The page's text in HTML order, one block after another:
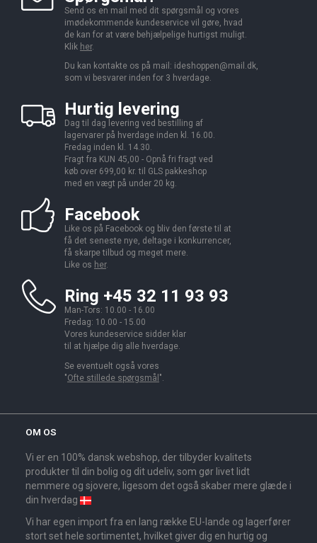
Send os en mail med dit spørgsmål og vores
imødekommende kundeservice vil gøre, hvad
de kan for at være behjælpelige hurtigst muligt.
Klik her.
Du kan kontakte os på mail: ideshoppen@mail.dk,
som vi besvarer inden for 3 hverdage.
Hurtig levering
Dag til dag levering ved bestilling af
lagervarer på hverdage inden kl. 16.00.
Fredag inden kl. 14.30.
Fragt fra KUN 45,00 - Opnå fri fragt ved
køb over 699,00 kr. til GLS pakkeshop
med en vægt på under 20 kg.
Facebook
Like os på Facebook og bliv den første til at
få det seneste nye, deltage i konkurrencer,
få skarpe tilbud og meget mere.
Like os her.
Ring +45 32 11 93 93
Man-Tors: 10.00 - 16.00
Fredag: 10.00 - 15.00
Vores kundeservice sidder klar
til at hjælpe dig alle hverdage.
Se eventuelt også vores
"Ofte stillede spørgsmål ".
OM OS
Vi er en 100% dansk webshop, der tilbyder kvalitets
produkter til din bolig og dit udeliv, som gør livet lidt
nemmere og sjovere, ligesom det også skaber mere glæde i
din hverdag
Vi har egen import fra en lang række EU-lande og lagerfører
stort set hele sortimentet, hvilket giver dig en hurtig og